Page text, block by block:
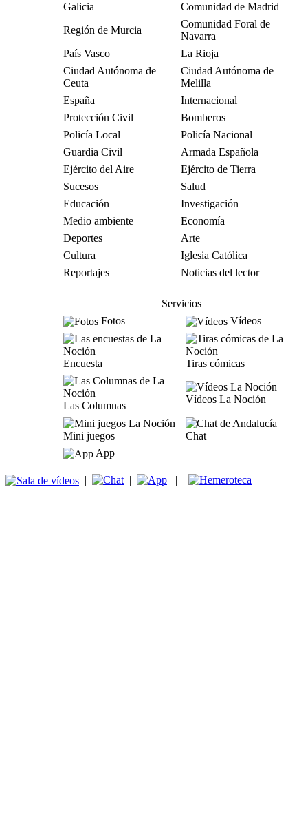
Galicia
Comunidad de Madrid
Región de Murcia
Comunidad Foral de
Navarra
País Vasco
La Rioja
Ciudad Autónoma de
Ceuta
Ciudad Autónoma de
Melilla
España
Internacional
Protección Civil
Bomberos
Policía Local
Policía Nacional
Guardia Civil
Armada Española
Ejército del Aire
Ejército de Tierra
Sucesos
Salud
Educación
Investigación
Medio ambiente
Economía
Deportes
Arte
Cultura
Iglesia Católica
Reportajes
Noticias del lector
Servicios
Fotos
Vídeos
Encuesta Tiras cómicas
Las Columnas
Vídeos La Noción
Mini juegos
Chat
App
| | |